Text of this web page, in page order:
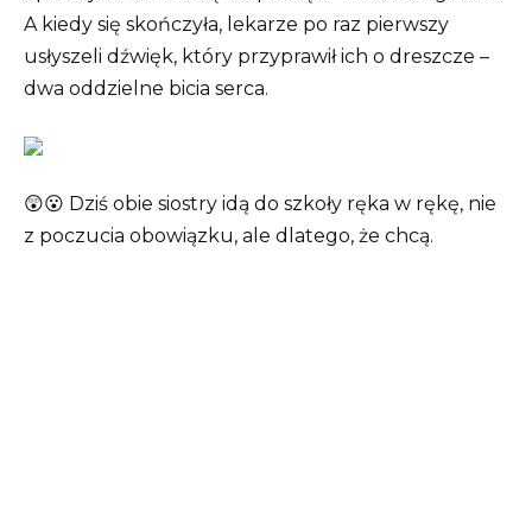
A kiedy się skończyła, lekarze po raz pierwszy
usłyszeli dźwięk, który przyprawił ich o dreszcze –
dwa oddzielne bicia serca.
😲😮 Dziś obie siostry idą do szkoły ręka w rękę, nie
z poczucia obowiązku, ale dlatego, że chcą.